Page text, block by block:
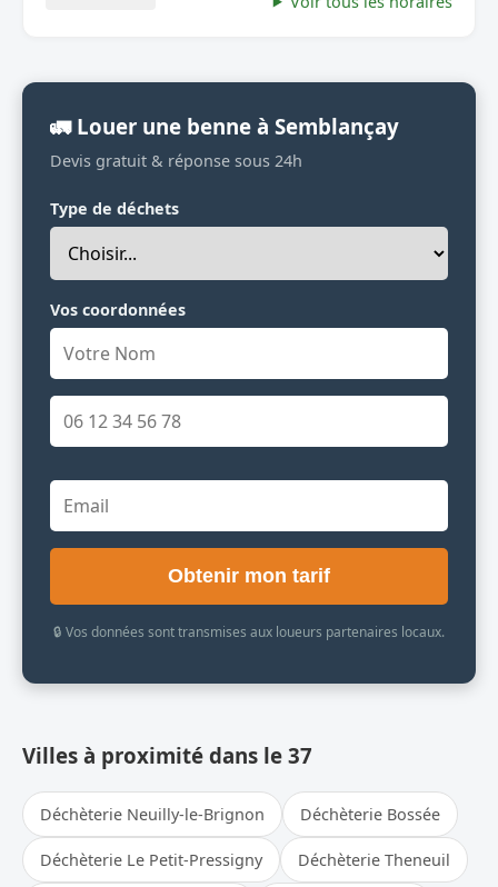
🚛 Louer une benne à Semblançay
Devis gratuit & réponse sous 24h
Type de déchets
Vos coordonnées
Obtenir mon tarif
🔒 Vos données sont transmises aux loueurs partenaires locaux.
Villes à proximité dans le 37
Déchèterie Neuilly-le-Brignon Déchèterie Bossée
Déchèterie Le Petit-Pressigny Déchèterie Theneuil